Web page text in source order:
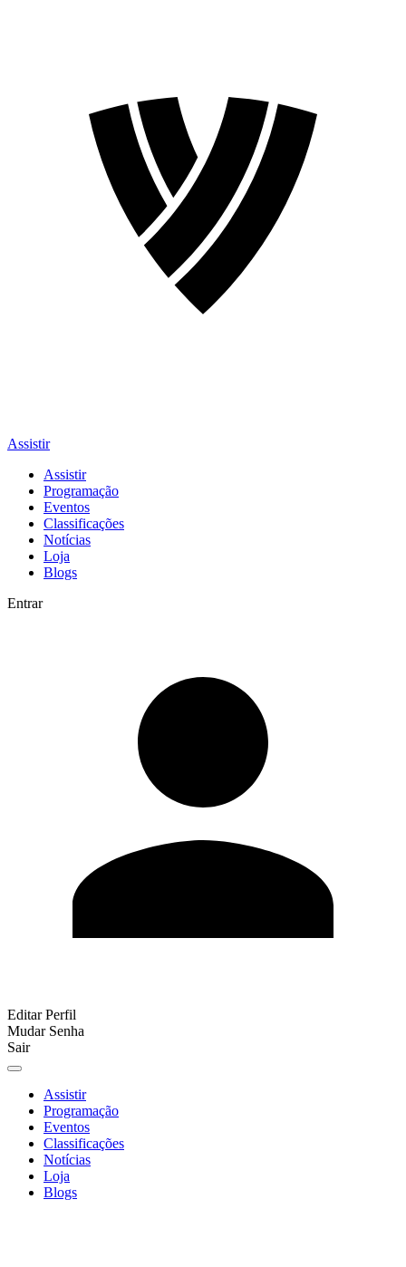
Assistir
Assistir
Programação
Eventos
Classificações
Notícias
Loja
Blogs
Entrar
Editar Perfil
Mudar Senha
Sair
Assistir
Programação
Eventos
Classificações
Notícias
Loja
Blogs